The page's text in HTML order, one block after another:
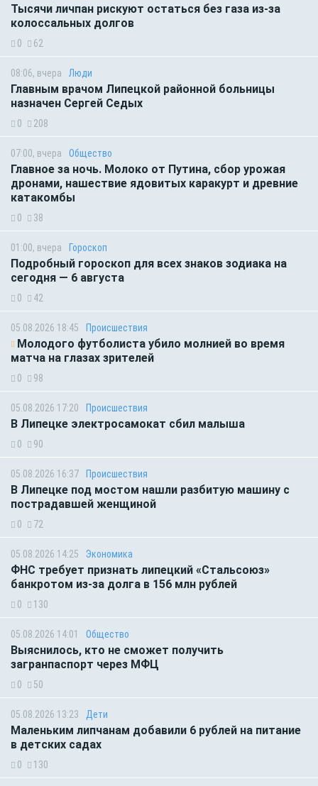
Тысячи личпан рискуют остаться без газа из-за
колоссальных долгов
0 62
08:06, вчера Люди
Главным врачом Липецкой районной больницы
назначен Сергей Седых
0 208
07:00, вчера Общество
Главное за ночь. Молоко от Путина, сбор урожая
дронами, нашествие ядовитых каракурт и древние
катакомбы
0 38
01:00, вчера Гороскоп
Подробный гороскоп для всех знаков зодиака на
сегодня — 6 августа
0 42
05.08.2026 18:45 Происшествия
Молодого футболиста убило молнией во время
матча на глазах зрителей
0 98
05.08.2026 17:20 Происшествия
В Липецке электросамокат сбил малыша
0 90
05.08.2026 16:37 Происшествия
В Липецке под мостом нашли разбитую машину с
пострадавшей женщиной
0 72
05.08.2026 14:25 Экономика
ФНС требует признать липецкий «Стальсоюз»
банкротом из-за долга в 156 млн рублей
0 130
05.08.2026 14:01 Общество
Выяснилось, кто не сможет получить
загранпаспорт через МФЦ
0 50
05.08.2026 13:23 Дети
Маленьким липчанам добавили 6 рублей на питание
в детских садах
0 130